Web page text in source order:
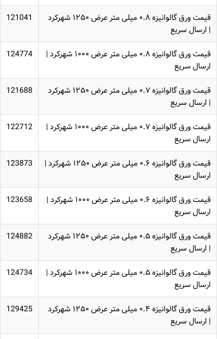
قیمت ورق گالوانیزه ۰.۸ میلی متر عرض ۱۲۵۰ شهرکرد
| ارسال سریع
121041
قیمت ورق گالوانیزه ۰.۸ میلی متر عرض ۱۰۰۰ شهرکرد |
ارسال سریع
124774
قیمت ورق گالوانیزه ۰.۷ میلی متر عرض ۱۲۵۰ شهرکرد
| ارسال سریع
121688
قیمت ورق گالوانیزه ۰.۷ میلی متر عرض ۱۰۰۰ شهرکرد |
ارسال سریع
122712
قیمت ورق گالوانیزه ۰.۶ میلی متر عرض ۱۲۵۰ شهرکرد |
ارسال سریع
123873
قیمت ورق گالوانیزه ۰.۶ میلی متر عرض ۱۰۰۰ شهرکرد |
ارسال سریع
123658
قیمت ورق گالوانیزه ۰.۵ میلی متر عرض ۱۲۵۰ شهرکرد
| ارسال سریع
124882
قیمت ورق گالوانیزه ۰.۵ میلی متر عرض ۱۰۰۰ شهرکرد |
ارسال سریع
124734
قیمت ورق گالوانیزه ۰.۴ میلی متر عرض ۱۲۵۰ شهرکرد
| ارسال سریع
129425